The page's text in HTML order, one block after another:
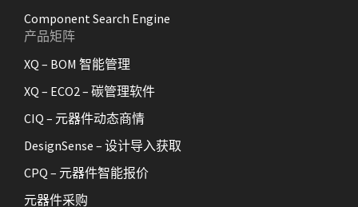
Component Search Engine
产品矩阵
XQ – BOM 智能管理
XQ – ECO2 – 碳管理软件
CIQ – 元器件动态商情
DesignSense – 设计导入获取
CPQ – 元器件智能报价
元器件采购